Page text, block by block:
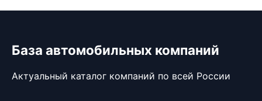
База автомобильных компаний
Актуальный каталог компаний по всей России